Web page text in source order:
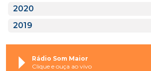
2020
2019
Rádio Som Maior
Clique e ouça ao vivo